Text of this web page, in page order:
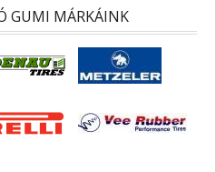
GUMI MÁRKÁINK